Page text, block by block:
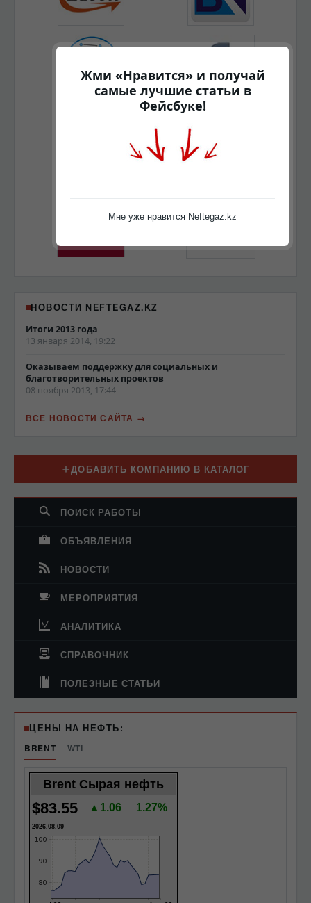
ДОБАВИТЬ КОМПАНИЮ В КАТАЛОГ
ПОИСК РАБОТЫ
ОБЪЯВЛЕНИЯ
НОВОСТИ
МЕРОПРИЯТИЯ
АНАЛИТИКА
СПРАВОЧНИК
ПОЛЕЗНЫЕ СТАТЬИ
ЦЕНЫ НА НЕФТЬ:
BRENT
WTI
Brent Сырая нефть
$83.55 ▲1.06 1.27%
2026.08.09
НОВОСТИ NEFTEGAZ.KZ
Итоги 2013 года
13 января 2014, 19:22
Оказываем поддержку для социальных и
благотворительных проектов
08 ноября 2013, 17:44
ВСЕ НОВОСТИ САЙТА
Жми «Нравится» и получай
самые лучшие статьи в
Фейсбуке!
Мне уже нравится Neftegaz.kz